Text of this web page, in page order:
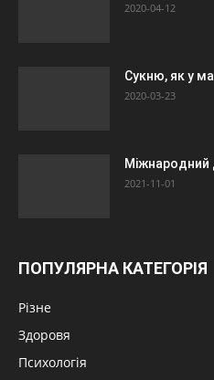
2020-04-12
Сукню, як у
2020-03-23
Міжнародний
2021-11-01
ПОПУЛЯРНА КАТЕГОРІЯ
Різне
Здоровя
Психологія